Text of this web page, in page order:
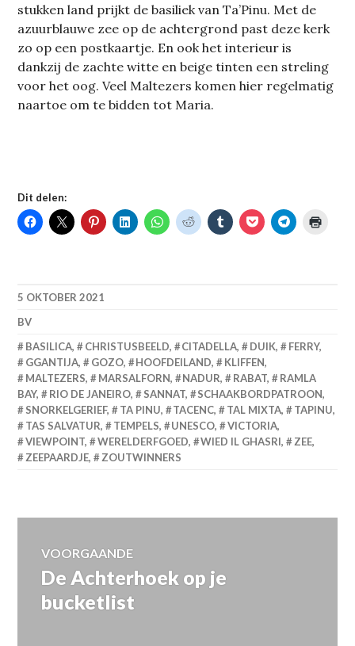
stukken land prijkt de basiliek van Ta’Pinu. Met de
azuurblauwe zee op de achtergrond past deze kerk
zo op een postkaartje. En ook het interieur is
dankzij de zachte witte en beige tinten een streling
voor het oog. Veel Maltezers komen hier regelmatig
naartoe om te bidden tot Maria.
Dit delen:
5 OKTOBER 2021
BV
BASILICA, CHRISTUSBEELD, CITADELLA, DUIK, FERRY,
GGANTIJA, GOZO, HOOFDEILAND, KLIFFEN,
MALTEZERS, MARSALFORN, NADUR, RABAT,
RAMLA
BAY, RIO DE JANEIRO, SANNAT, SCHAAKBORDPATROON,
SNORKELGERIEF, TA PINU, TACENC, TAL MIXTA, TAPINU,
TAS SALVATUR, TEMPELS, UNESCO, VICTORIA,
VIEWPOINT, WERELDERFGOED, WIED IL GHASRI, ZEE,
ZEEPAARDJE, ZOUTWINNERS
Bericht
navigatie
VOORGAANDE
Vorig
bericht:
De Achterhoek op je
bucketlist